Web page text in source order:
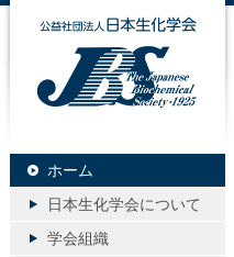
ホーム
日本生化学会について
学会組織